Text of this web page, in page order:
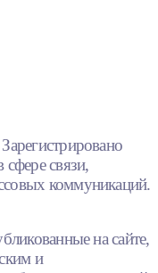
связи,
коммуникаций.
на сайте,
и